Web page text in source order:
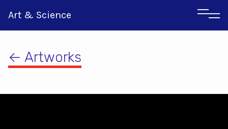
Art & Science
← Artworks